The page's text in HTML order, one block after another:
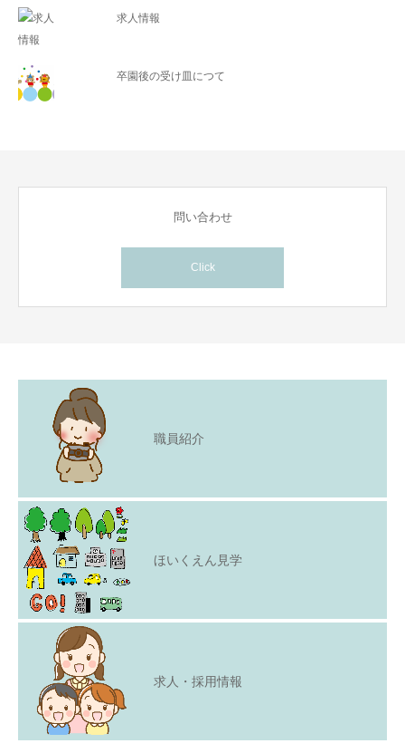
求人情報
卒園後の受け皿につて
問い合わせ
Click
職員紹介
ほいくえん見学
求人・採用情報